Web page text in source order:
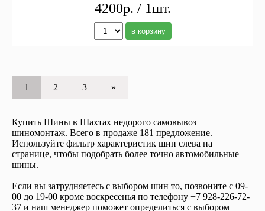
4200р. / 1шт.
в корзину
1 2 3 »
Купить Шины в Шахтах недорого самовывоз
шиномонтаж. Всего в продаже 181 предложение.
Используйте фильтр характеристик шин слева на
странице, чтобы подобрать более точно автомобильные
шины.
Если вы затрудняетесь с выбором шин то, позвоните с 09-
00 до 19-00 кроме воскресенья по телефону +7 928-226-72-
37 и наш менеджер поможет определиться с выбором